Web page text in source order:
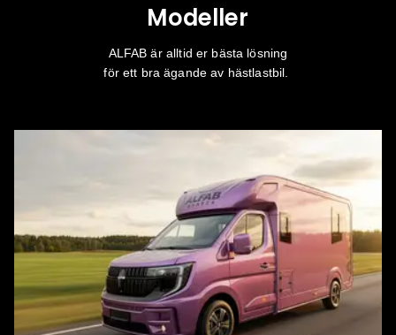
Modeller
ALFAB är alltid er bästa lösning
för ett bra ägande av hästlastbil.